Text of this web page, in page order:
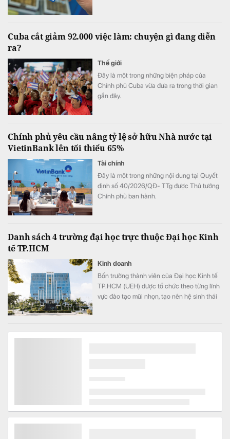
Cuba cắt giảm 92.000 việc làm: chuyện gì đang diễn
ra?
Thế giới
Đây là một trong những biện pháp của
Chính phủ Cuba vừa đưa ra trong thời gian
gần đây.
Chính phủ yêu cầu nâng tỷ lệ sở hữu Nhà nước tại
VietinBank lên tối thiểu 65%
Tài chính
Đây là một trong những nội dung tại Quyết
định số 40/2026/QĐ- TTg được Thủ tướng
Chính phủ ban hành.
Danh sách 4 trường đại học trực thuộc Đại học Kinh
tế TP.HCM
Kinh doanh
Bốn trường thành viên của Đại học Kinh tế
TP.HCM (UEH) được tổ chức theo từng lĩnh
vực đào tạo mũi nhọn, tạo nên hệ sinh thái
Mới nhất: 9 cổ phiếu "hot" có thể lọt rổ FTSE GEIS